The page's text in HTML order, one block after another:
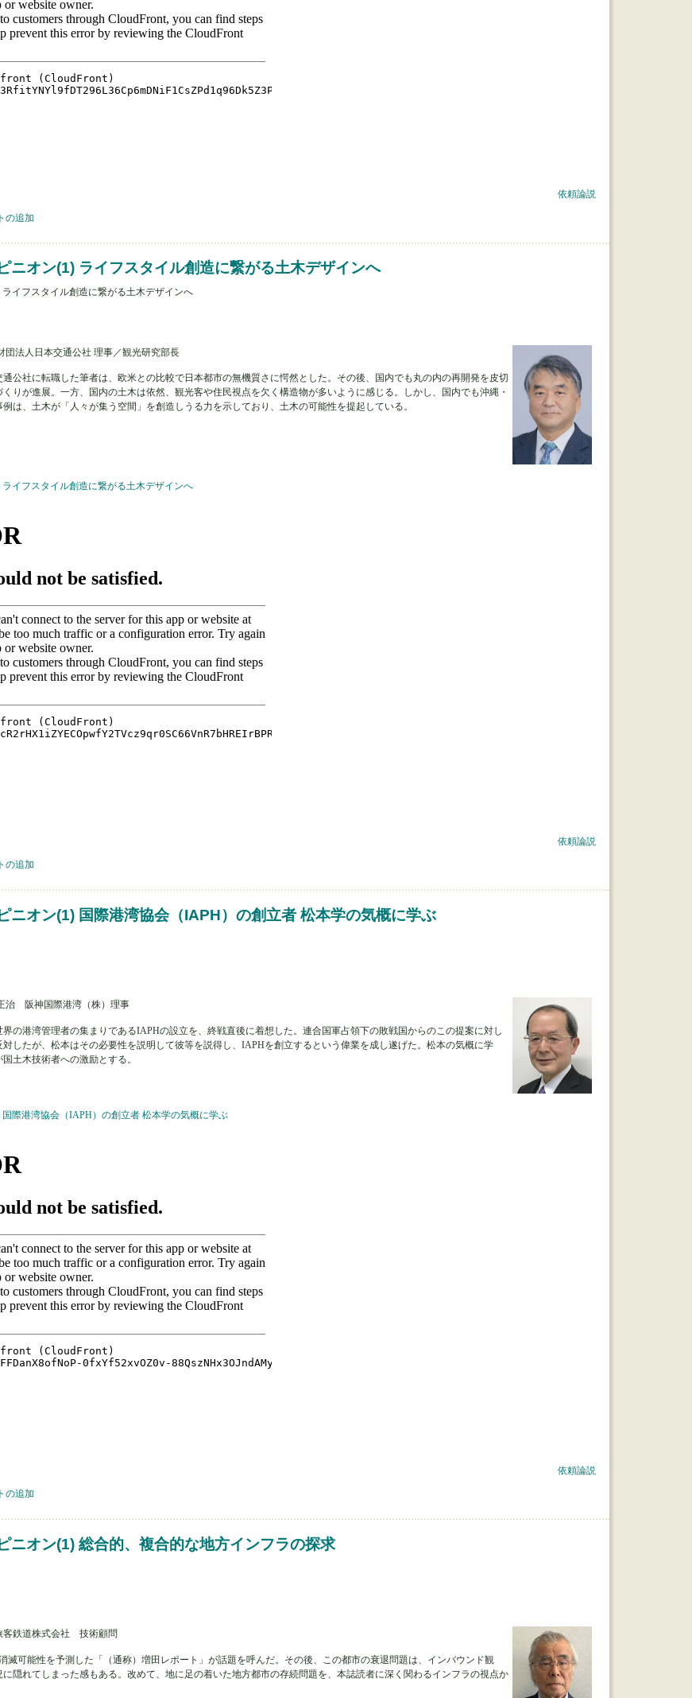
依頼論説
園にとっての「土」 について
の追加
ニオン(1) ライフスタイル創造に繋がる土木デザインへ
イフスタイル創造に繋がる土木デザインへ
法人日本交通公社 理事／観光研究部長
通公社に転職した筆者は、欧米との比較で日本都市の無機質さに愕然とした。その後、国内でも丸の内の再開発を皮切
りが進展。一方、国内の土木は依然、観光客や住民視点を欠く構造物が多いように感じる。しかし、国内でも沖縄・
は、土木が「人々が集う空間」を創造しうる力を示しており、土木の可能性を提起している。
イフスタイル創造に繋がる土木デザインへ
依頼論説
イフスタイル創造に繋がる土木デザインへ について
の追加
ニオン(1) 国際港湾協会（IAPH）の創立者 松本学の気概に学ぶ
治 阪神国際港湾（株）理事
の港湾管理者の集まりであるIAPHの設立を、終戦直後に着想した。連合国軍占領下の敗戦国からのこの提案に対し
したが、松本はその必要性を説明して彼等を説得し、IAPHを創立するという偉業を成し遂げた。松本の気概に学
土木技術者への激励とする。
際港湾協会（IAPH）の創立者 松本学の気概に学ぶ
依頼論説
際港湾協会（IAPH）の創立者 松本学の気概に学ぶ について
の追加
ニオン(1) 総合的、複合的な地方インフラの探求
鉄道株式会社 技術顧問
滅可能性を予測した「（通称）増田レポート」が話題を呼んだ。その後、この都市の衰退問題は、インバウンド観
隠れてしまった感もある。改めて、地に足の着いた地方都市の存続問題を、本誌読者に深く関わるインフラの視点か